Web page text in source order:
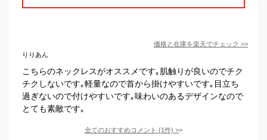
価格と在庫を楽天でチェック >>
りりあん
こちらのネックレスがオススメです｡肌触りが良いのでチク
チクしないです｡軽量なので首から掛けやすいです｡目立ち
過ぎないので付けやすいです｡味わいのあるデザインなので
とても素敵です｡
全てのおすすめコメント (1件) >